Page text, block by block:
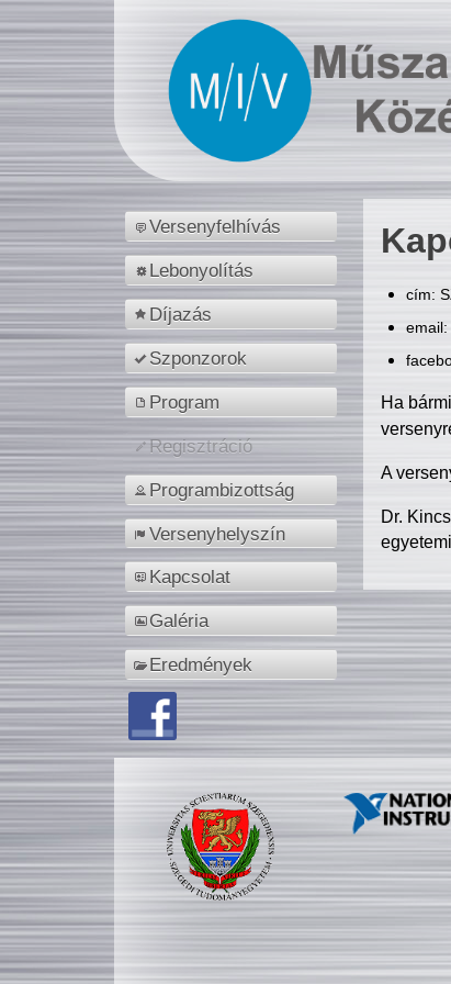
Versenyfelhívás
Lebonyolítás
Díjazás
Szponzorok
Program
Regisztráció
Programbizottság
Versenyhelyszín
Kapcsolat
Galéria
Eredmények
cím:
Ha
A
Dr.